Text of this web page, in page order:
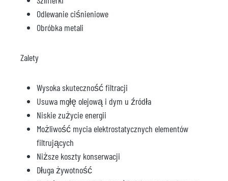
Odlewanie ciśnieniowe
Obróbka metali
Zalety
Wysoka skuteczność filtracji
Usuwa mgłę olejową i dym u źródła
Niskie zużycie energii
Możliwość mycia elektrostatycznych elementów
filtrujących
Niższe koszty konserwacji
Długa żywotność